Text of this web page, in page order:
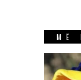
MË